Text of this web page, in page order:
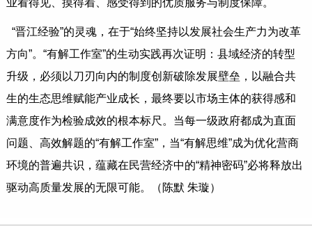
“晋江经验”的灵魂，在于“始终坚持以发展社会生产力为改革
方向”。“有解工作室”的生动实践再次证明：县域经济的转型
升级，必须以刀刃向内的制度创新破除发展壁垒，以融合共
生的生态思维赋能产业成长，最终要以市场主体的获得感和
满意度作为检验成效的根本标尺。当每一级政府都成为直面
问题、高效解题的“有解工作室”，当“有解思维”成为优化营商
环境的普遍共识，蕴藏在民营经济中的“精神密码”必将释放出
驱动高质量发展的无限可能。（陈默 朱璇）